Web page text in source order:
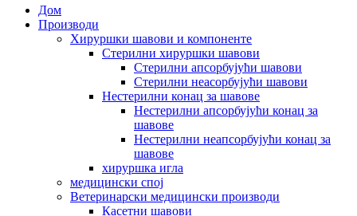
Дом
Производи
Хируршки шавови и компоненте
Стерилни хируршки шавови
Стерилни апсорбујући шавови
Стерилни неасорбујући шавови
Нестерилни конац за шавове
Нестерилни апсорбујући конац за
шавове
Нестерилни неапсорбујући конац за
шавове
хируршка игла
медицински спој
Ветеринарски медицински производи
Касетни шавови